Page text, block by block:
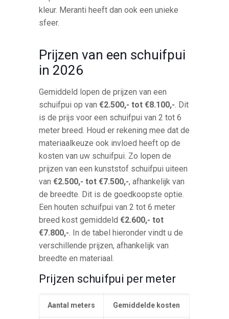
kleur. Meranti heeft dan ook een unieke
sfeer.
Prijzen van een schuifpui
in 2026
Gemiddeld lopen de prijzen van een
schuifpui op van€2.500,- tot €8.100,- . Dit
is de prijs voor een schuifpui van 2 tot 6
meter breed. Houd er rekening mee dat de
materiaalkeuze ook invloed heeft op de
kosten van uw schuifpui. Zo lopen de
prijzen van een kunststof schuifpui uiteen
van€2.500,- tot €7.500,-, afhankelijk van
de breedte. Dit is de goedkoopste optie.
Een houten schuifpui van 2 tot 6 meter
breed kost gemiddeld€2.600,- tot
€7.800,- . In de tabel hieronder vindt u de
verschillende prijzen, afhankelijk van
breedte en materiaal.
Prijzen schuifpui per meter
Aantal meters Gemiddelde kosten